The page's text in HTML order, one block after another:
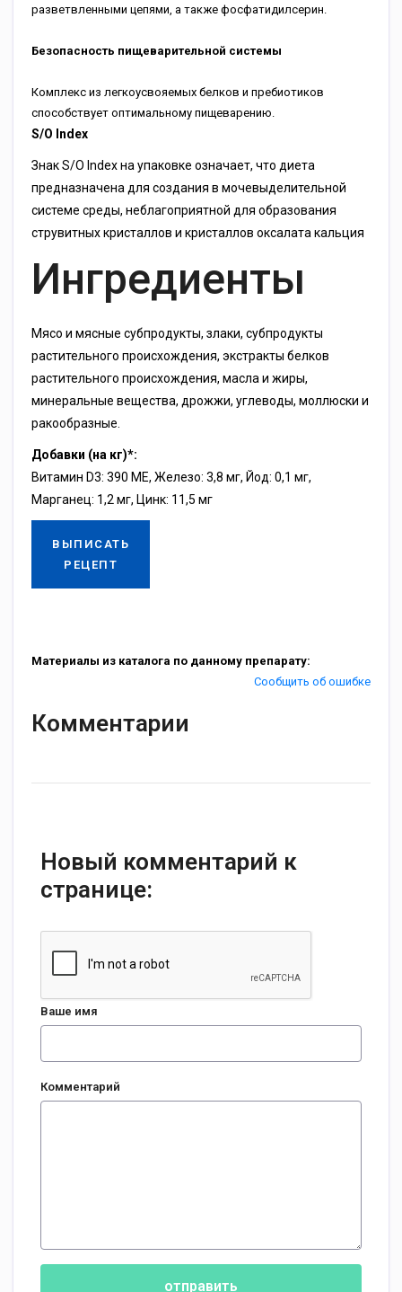
разветвленными цепями, а также фосфатидилсерин.
Безопасность пищеварительной системы
Комплекс из легкоусвояемых белков и пребиотиков
способствует оптимальному пищеварению.
S/O Index
Знак S/O Index на упаковке означает, что диета
предназначена для создания в мочевыделительной
системе среды, неблагоприятной для образования
струвитных кристаллов и кристаллов оксалата кальция
Ингредиенты
Мясо и мясные субпродукты, злаки, субпродукты
растительного происхождения, экстракты белков
растительного происхождения, масла и жиры,
минеральные вещества, дрожжи, углеводы, моллюски и
ракообразные.
Добавки (на кг)*:
Витамин D3: 390 МЕ, Железо: 3,8 мг, Йод: 0,1 мг,
Марганец: 1,2 мг, Цинк: 11,5 мг
ВЫПИСАТЬ
РЕЦЕПТ
Материалы из каталога по данному препарату:
Сообщить об ошибке
Комментарии
Новый комментарий к
странице:
Ваше имя
Комментарий
отправить